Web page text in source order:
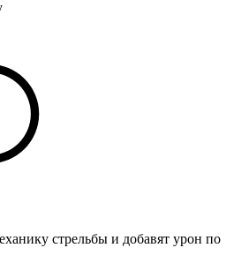
стрельбы и добавят урон по